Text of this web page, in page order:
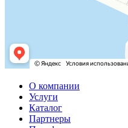
О компании
Услуги
Каталог
Партнеры